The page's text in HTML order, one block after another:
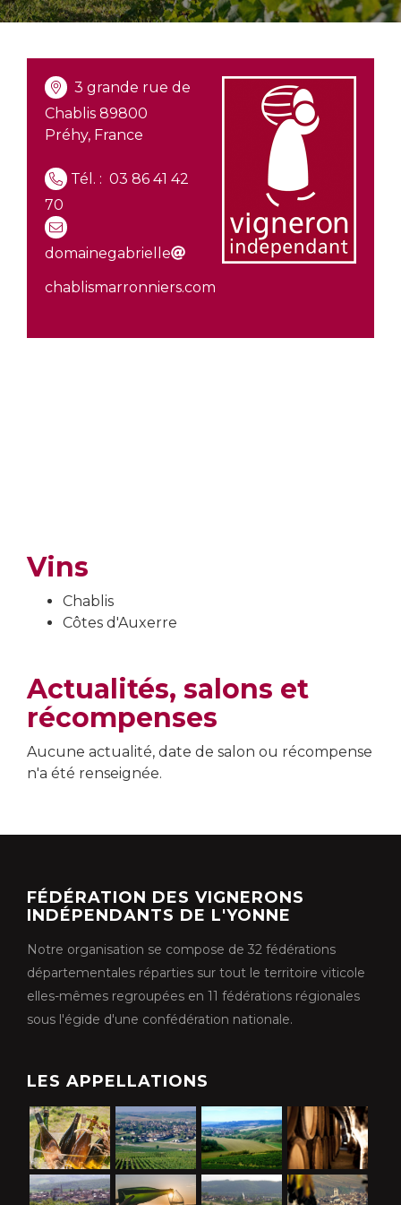
3 grande rue de
Chablis 89800
Préhy, France
Tél. : 03 86 41 42
70
domainegabrielle
chablismarronniers.com
Vins
Chablis
Côtes d'Auxerre
Actualités, salons et
récompenses
Aucune actualité, date de salon ou récompense
n'a été renseignée.
FÉDÉRATION DES VIGNERONS
INDÉPENDANTS DE L'YONNE
Notre organisation se compose de 32 fédérations
départementales réparties sur tout le territoire viticole
elles-mêmes regroupées en 11 fédérations régionales
sous l'égide d'une confédération nationale.
LES APPELLATIONS